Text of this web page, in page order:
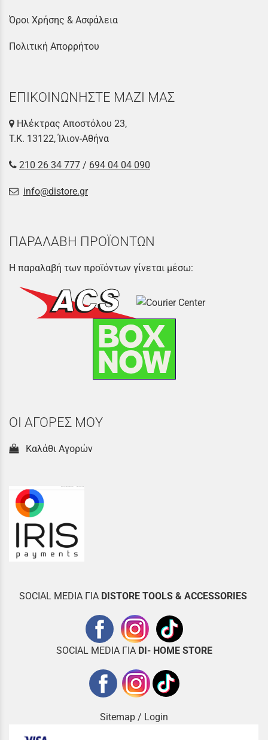
Όροι Χρήσης & Ασφάλεια
Πολιτική Απορρήτου
ΕΠΙΚΟΙΝΩΝΗΣΤΕ ΜΑΖΙ ΜΑΣ
Ηλέκτρας Αποστόλου 23,
Τ.Κ. 13122, Ίλιον-Αθήνα
210 26 34 777 / 694 04 04 090
info@distore.gr
ΠΑΡΑΛΑΒΗ ΠΡΟΪΟΝΤΩΝ
Η παραλαβή των προϊόντων γίνεται μέσω:
ΟΙ ΑΓΟΡΕΣ ΜΟΥ
Καλάθι Αγορών
SOCIAL MEDIA ΓΙΑ DISTORE TOOLS & ACCESSORIES
SOCIAL MEDIA ΓΙΑ DI- HOME STORE
Sitemap / Login